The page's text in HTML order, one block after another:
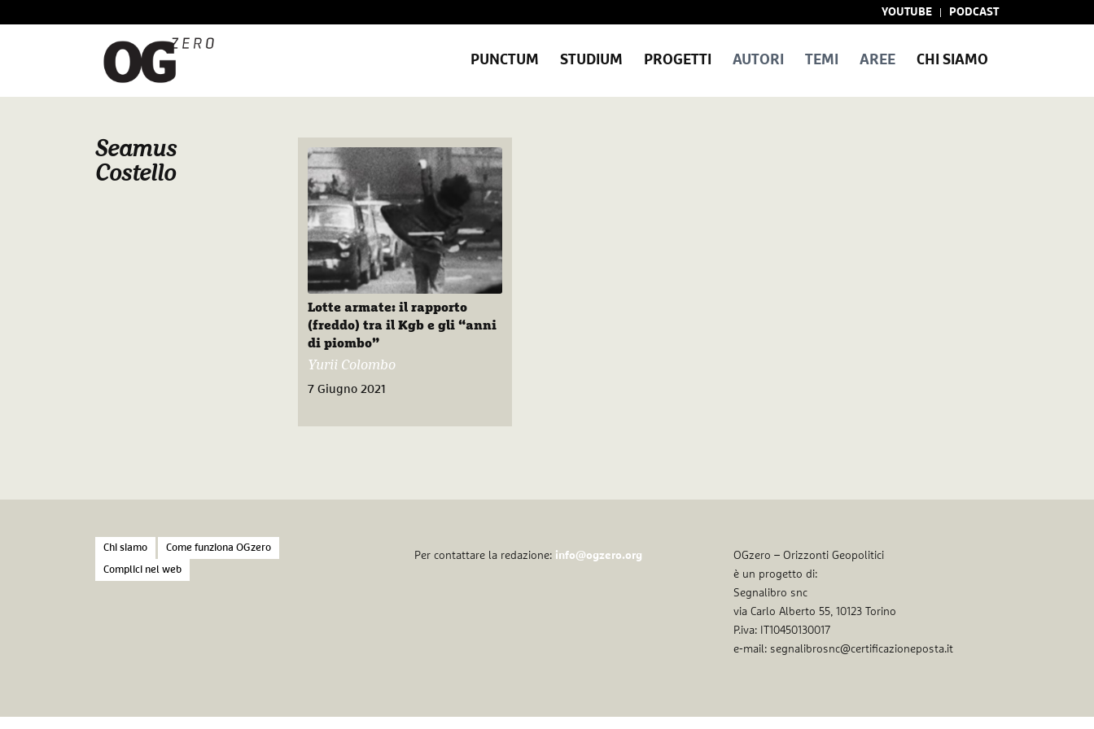
YOUTUBE PODCAST
PUNCTUM STUDIUM PROGETTI AUTORI TEMI AREE CHI SIAMO
Seamus
Costello
Lotte armate: il rapporto
(freddo) tra il Kgb e gli “anni
di piombo”
Yurii Colombo
7 Giugno 2021
Chi siamo Come funziona OGzero
Complici nel web
Per contattare la redazione: info@ogzero.org
OGzero – Orizzonti Geopolitici
è un progetto di:
Segnalibro snc
via Carlo Alberto 55, 10123 Torino
P.iva: IT10450130017
e-mail: segnalibrosnc@certificazioneposta.it